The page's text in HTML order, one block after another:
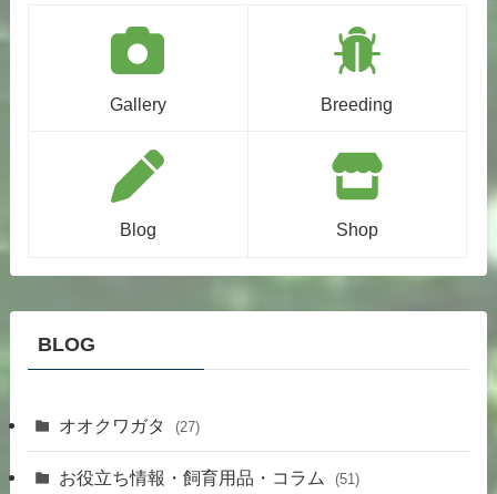
Gallery Breeding
Blog Shop
BLOG
オオクワガタ (27)
お役立ち情報・飼育用品・コラム (51)